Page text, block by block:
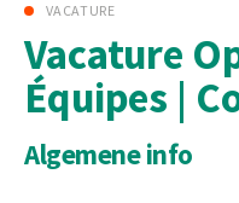
VACATURE
Vacature
Équipes |
Algemene info